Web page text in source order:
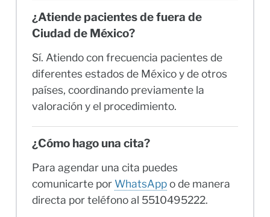
¿Atiende pacientes de fuera de
Ciudad de México?
Sí. Atiendo con frecuencia pacientes de
diferentes estados de México y de otros
países, coordinando previamente la
valoración y el procedimiento.
¿Cómo hago una cita?
Para agendar una cita puedes
comunicarte por WhatsAppo de manera
directa por teléfono al 5510495222.